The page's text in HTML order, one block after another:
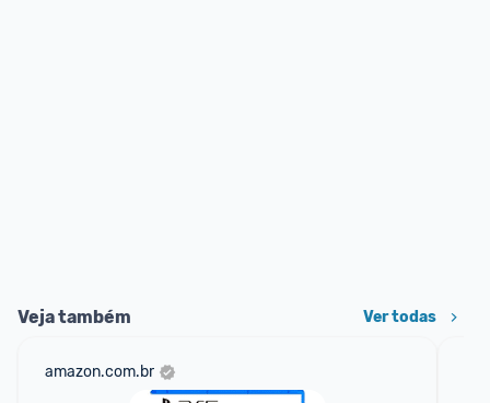
Veja também Ver todas
amazon.com.br